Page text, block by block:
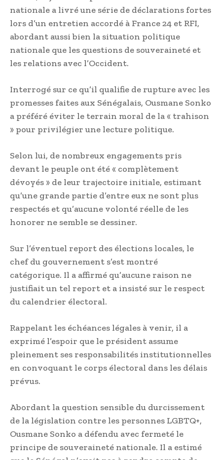
nationale a livré une série de déclarations fortes
lors d’un entretien accordé à France 24 et RFI,
abordant aussi bien la situation politique
nationale que les questions de souveraineté et
les relations avec l’Occident.
Interrogé sur ce qu’il qualifie de rupture avec les
promesses faites aux Sénégalais, Ousmane Sonko
a préféré éviter le terrain moral de la « trahison
» pour privilégier une lecture politique.
Selon lui, de nombreux engagements pris
devant le peuple ont été « complètement
dévoyés » de leur trajectoire initiale, estimant
qu’une grande partie d’entre eux ne sont plus
respectés et qu’aucune volonté réelle de les
honorer ne semble se dessiner.
Sur l’éventuel report des élections locales, le
chef du gouvernement s’est montré
catégorique. Il a affirmé qu’aucune raison ne
justifiait un tel report et a insisté sur le respect
du calendrier électoral.
Rappelant les échéances légales à venir, il a
exprimé l’espoir que le président assume
pleinement ses responsabilités institutionnelles
en convoquant le corps électoral dans les délais
prévus.
Abordant la question sensible du durcissement
de la législation contre les personnes LGBTQ+,
Ousmane Sonko a défendu avec fermeté le
principe de souveraineté nationale. Il a estimé